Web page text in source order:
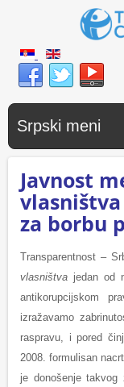
Srpski meni
Javnost
za borbu
Transparentnost –
vlasništva jedan od
antikorupcijskom
izražavamo
raspravu, i pored
2008. formulisan
je donošenje takvog